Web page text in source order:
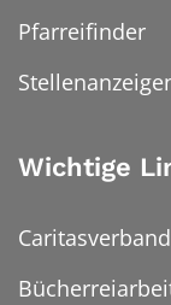
Pfarreifinder
Wichtige